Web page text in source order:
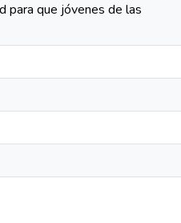
para que jóvenes de las